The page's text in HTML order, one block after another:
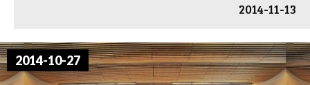
2014-11-13
2014-10-27